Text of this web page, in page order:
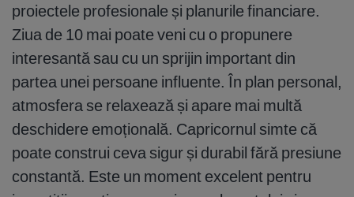
proiectele profesionale și planurile financiare.
Ziua de 10 mai poate veni cu o propunere
interesantă sau cu un sprijin important din
partea unei persoane influente. În plan personal,
atmosfera se relaxează și apare mai multă
deschidere emoțională. Capricornul simte că
poate construi ceva sigur și durabil fără presiune
constantă. Este un moment excelent pentru